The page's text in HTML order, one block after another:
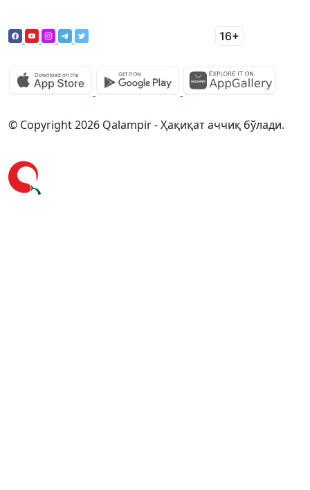
© Copyright 2026 Qalampir - Ҳақиқат аччиқ бўлади.